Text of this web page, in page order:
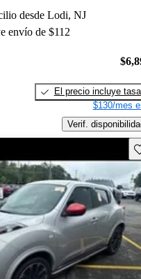
desde Lodi, NJ
envío de $112
El precio incluye
$130/mes
Verif.